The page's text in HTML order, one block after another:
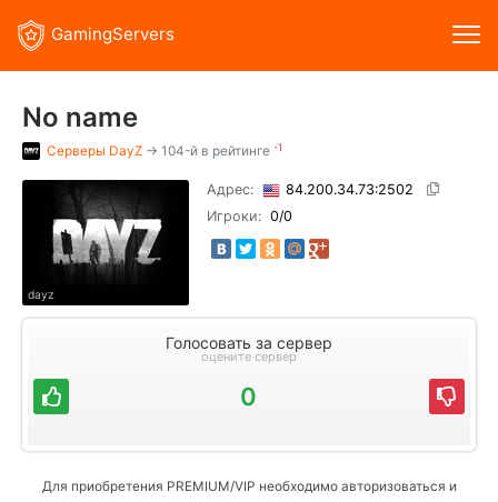
GamingServers
No name
Серверы DayZ → 104-й в рейтинге -1
dayz
Адрес:
84.200.34.73:2502
Игроки: 0/0
Голосовать за сервер
оцените сервер
0
Для приобретения PREMIUM/VIP необходимо авторизоваться и